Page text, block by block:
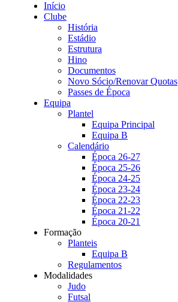
Início
Clube
História
Estádio
Estrutura
Hino
Documentos
Novo Sócio/Renovar Quotas
Passes de Época
Equipa
Plantel
Equipa Principal
Equipa B
Calendário
Época 26-27
Época 25-26
Época 24-25
Época 23-24
Época 22-23
Época 21-22
Época 20-21
Formação
Planteis
Equipa B
Regulamentos
Modalidades
Judo
Futsal